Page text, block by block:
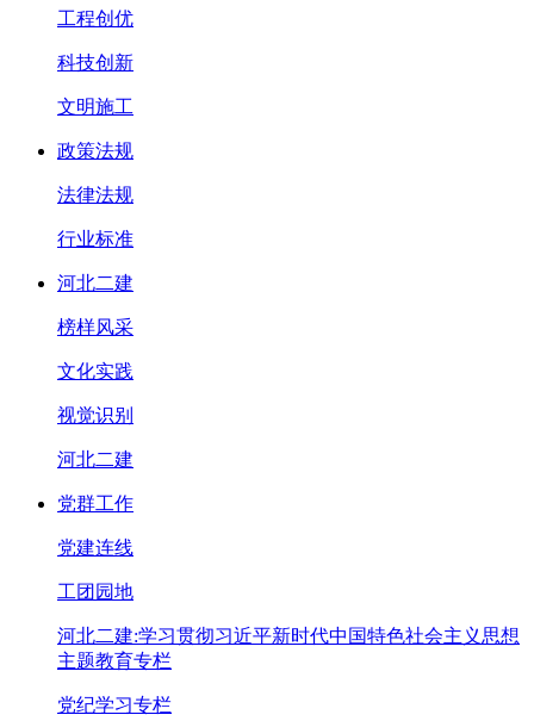
工程创优
科技创新
文明施工
政策法规
法律法规
行业标准
河北二建
榜样风采
文化实践
视觉识别
河北二建
党群工作
党建连线
工团园地
河北二建:学习贯彻习近平新时代中国特色社会主义思想
主题教育专栏
党纪学习专栏